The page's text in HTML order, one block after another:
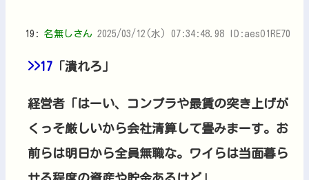
19: 名無しさん 2025/03/12(水) 07:34:48.98 ID:aesO1RE70
>>17 「潰れろ」
経営者「はーい、コンプラや最賃の突き上げが
くっそ厳しいから会社清算して畳みまーす。お
前らは明日から全員無職な。ワイらは当面暮ら